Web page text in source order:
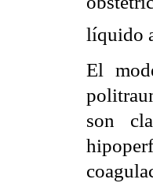
líquido
El
son